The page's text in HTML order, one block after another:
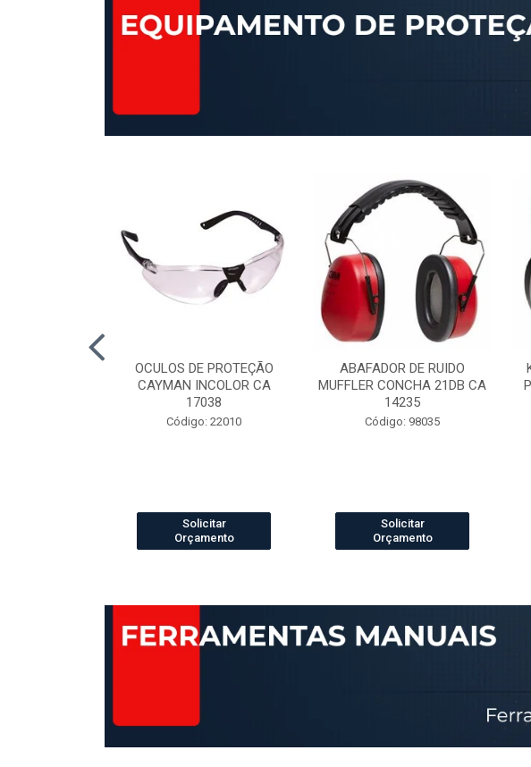
OCULOS DE PROTEÇÃO
CAYMAN INCOLOR CA
17038
Código: 22010
Solicitar
Orçamento
ABAFADOR DE RUIDO
MUFFLER CONCHA 21DB CA
14235
Código: 98035
Solicitar
Orçamento